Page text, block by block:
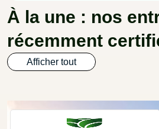
À la une : nos
récemment
Afficher tout